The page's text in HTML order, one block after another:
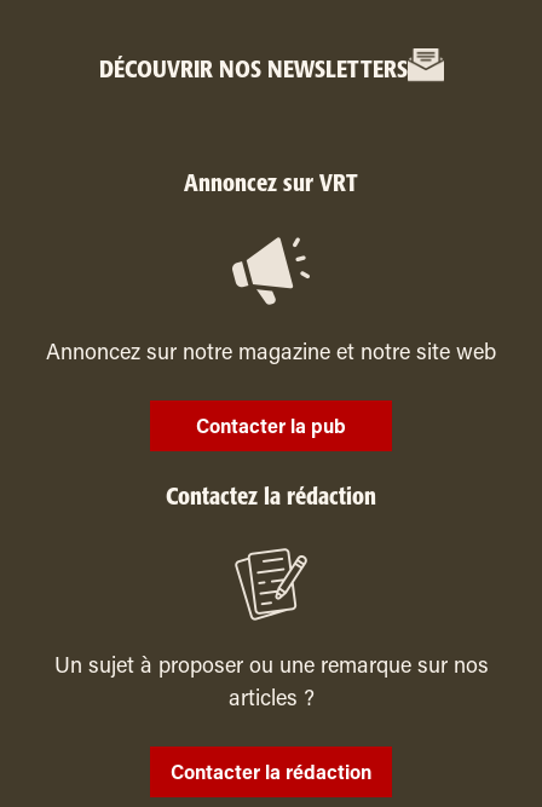
DÉCOUVRIR NOS NEWSLETTERS
Annoncez sur VRT
Annoncez sur notre magazine et notre site web
Contacter la pub
Contactez la rédaction
Un sujet à proposer ou une remarque sur nos
articles ?
Contacter la rédaction